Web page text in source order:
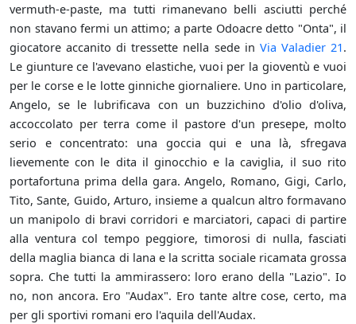
vermuth-e-paste, ma tutti rimanevano belli asciutti perché
non stavano fermi un attimo; a parte Odoacre detto "Onta", il
giocatore accanito di tressette nella sede in Via Valadier 21.
Le giunture ce l'avevano elastiche, vuoi per la gioventù e vuoi
per le corse e le lotte ginniche giornaliere. Uno in particolare,
Angelo, se le lubrificava con un buzzichino d'olio d'oliva,
accoccolato per terra come il pastore d'un presepe, molto
serio e concentrato: una goccia qui e una là, sfregava
lievemente con le dita il ginocchio e la caviglia, il suo rito
portafortuna prima della gara. Angelo, Romano, Gigi, Carlo,
Tito, Sante, Guido, Arturo, insieme a qualcun altro formavano
un manipolo di bravi corridori e marciatori, capaci di partire
alla ventura col tempo peggiore, timorosi di nulla, fasciati
della maglia bianca di lana e la scritta sociale ricamata grossa
sopra. Che tutti la ammirassero: loro erano della "Lazio". Io
no, non ancora. Ero "Audax". Ero tante altre cose, certo, ma
per gli sportivi romani ero l'aquila dell'Audax.